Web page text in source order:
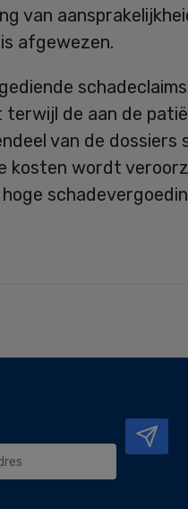
van
afgewezen.
de aan de
van de dossiers
kosten wordt